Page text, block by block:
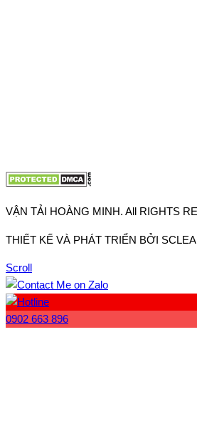
VẬN TẢI HOÀNG MINH. All RIGHTS
THIẾT KẾ VÀ PHÁT TRIỂN BỞI
Scroll
0902 663 896